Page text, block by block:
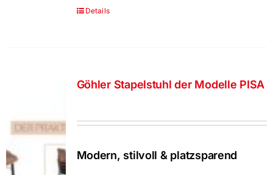
Details
Göhler Stapelstuhl der Modelle PISA
Modern, stilvoll & platzsparend